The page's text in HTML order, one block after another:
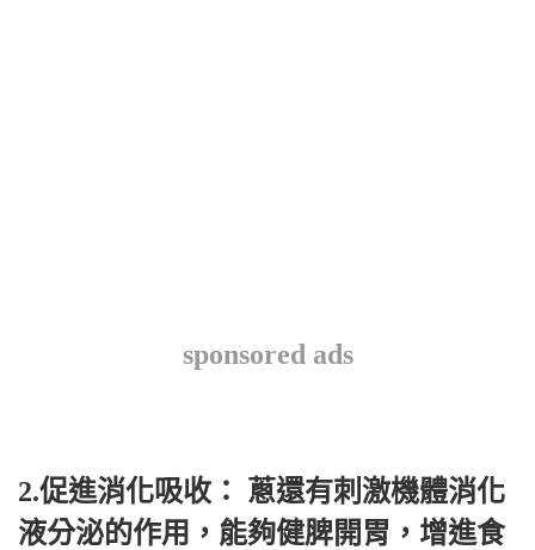
sponsored ads
2.促進消化吸收： 蔥還有刺激機體消化
液分泌的作用，能夠健脾開胃，增進食